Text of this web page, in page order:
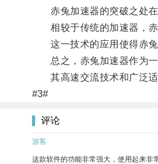
赤兔加速器的突破之处在
相较于传统的加速器，赤
这一技术的应用使得赤兔
总之，赤兔加速器作为一
其高速交流技术和广泛适
#3#
评论
游客
这款软件的功能非常强大，使用起来非